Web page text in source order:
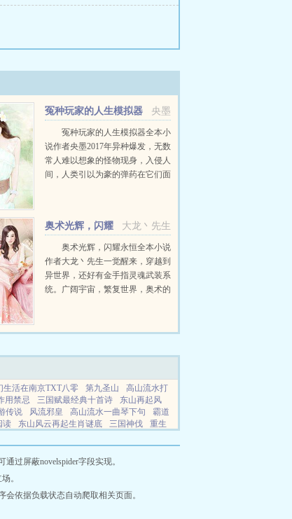
央墨
冤种玩家的人生模拟器
冤种玩家的人生模拟器全本小
说作者央墨2017年异种爆发，无数
常人难以想象的怪物现身，入侵人
间，人类引以为豪的弹药在它们面
大龙丶先生
奥术光辉，闪耀
永恒奥术光辉，闪耀永恒全本小说
作者大龙丶先生一觉醒来，穿越到
异世界，还好有金手指灵魂武装系
统。广阔宇宙，繁复世界，奥术的
成功的捷径之一。...
生活在南京TXT八零 第九圣山
高山流水打
用禁忌 三国赋最经典十首诗
东山再起风
传说 风流邪皇 高山流水一曲琴下句
霸道
读 东山风云再起生肖谜底 三国神伐
重生
站小说 剑空客栈 绯润小说 古木小说
看
塔小说 北岛小说 知客文库
小说
过屏蔽novelspider字段实现。
。
依据负载状态自动爬取相关页面。